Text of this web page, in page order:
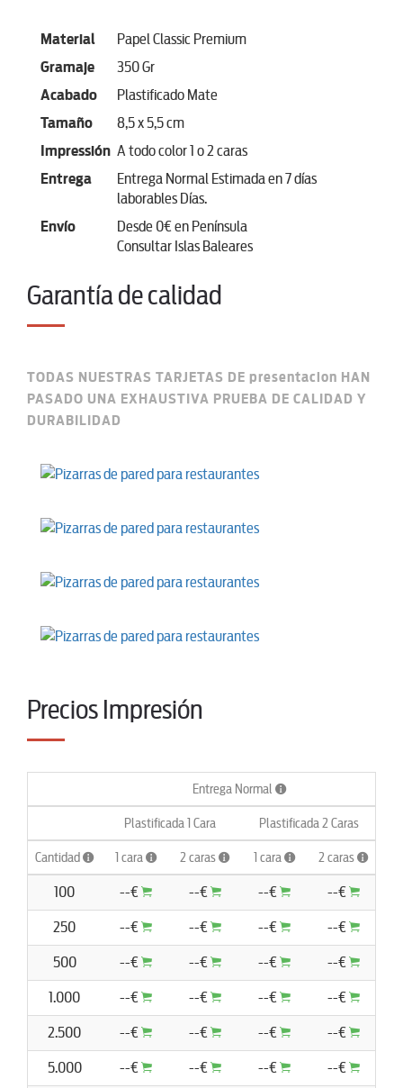
Material
Papel Classic Premium
Gramaje
350 Gr
Acabado
Plastificado Mate
Tamaño
8,5 x 5,5 cm
Impressión A todo color 1 o 2 caras
Entrega
Entrega Normal Estimada en 7 días
laborables Días.
Envío
Desde 0€ en Península
Consultar Islas Baleares
Garantía de calidad
TODAS NUESTRAS TARJETAS DE presentacion HAN
PASADO UNA EXHAUSTIVA PRUEBA DE CALIDAD Y
DURABILIDAD
Precios Impresión
Entrega Normal
Plastificada 1 Cara Plastificada 2 Caras
Cantidad 1 cara 2 caras 1 cara 2 caras
100 --€ --€ --€ --€
250 --€ --€ --€ --€
500 --€ --€ --€ --€
1.000 --€ --€ --€ --€
2.500 --€ --€ --€ --€
5.000 --€ --€ --€ --€